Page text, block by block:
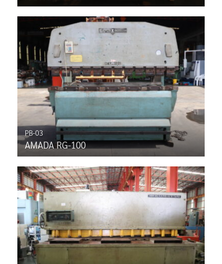
PB-03
AMADA RG-100